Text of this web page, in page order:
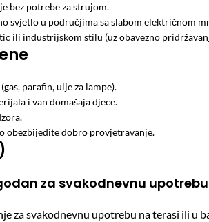
bez potrebe za strujom.
svjetlo u područjima sa slabom električnom
ili industrijskom stilu (uz obavezno
parafin, ulje za lampe).
i van domašaja djece.
obezbijedite dobro provjetravanje.
za svakodnevnu
za svakodnevnu upotrebu na terasi ili u